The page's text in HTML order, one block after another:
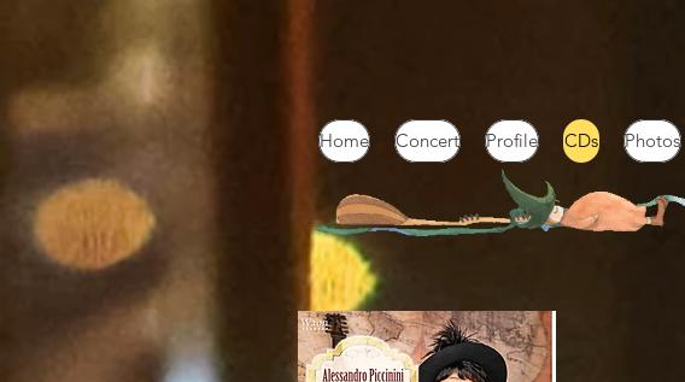
Home Concert Profile CDs Photos